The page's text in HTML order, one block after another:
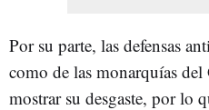
Por su parte, las defensas
como de las monarquías
mostrar su desgaste, por lo